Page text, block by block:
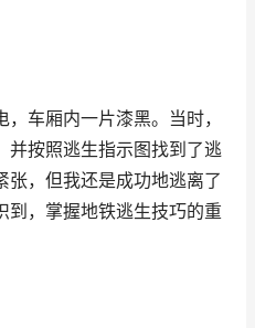
车厢内一片漆黑。当时，
并按照逃生指示图找到了逃
张，但我还是成功地逃离了
到，掌握地铁逃生技巧的重